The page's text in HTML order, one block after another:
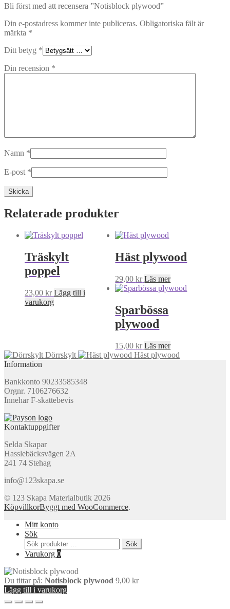
Bli först med att recensera ”Notisblock plywood”
Din e-postadress kommer inte publiceras. Obligatoriska fält är
märkta *
Ditt betyg *
Din recension *
Namn *
E-post *
Relaterade produkter
Träskylt
poppel
23,00 kr Lägg till i
varukorg
Häst plywood
29,00kr Läs mer
Sparbössa
plywood
15,00kr Läs mer
Dörrskylt
Häst plywood
Information
Bankkonto 90233585348
Orgnr. 7106276632
Innehar F-skattebevis
Kontaktuppgifter
Selda Skapar
Hasslebäcksvägen 2A
241 74 Stehag
info@123skapa.se
© 123 Skapa Materialbutik 2026
KöpvillkorByggt med WooCommerce.
Mitt konto
Sök
Sök
efter:
Sök
Varukorg 0
Du tittar på: Notisblock plywood 9,00 kr
Lägg till i varukorg